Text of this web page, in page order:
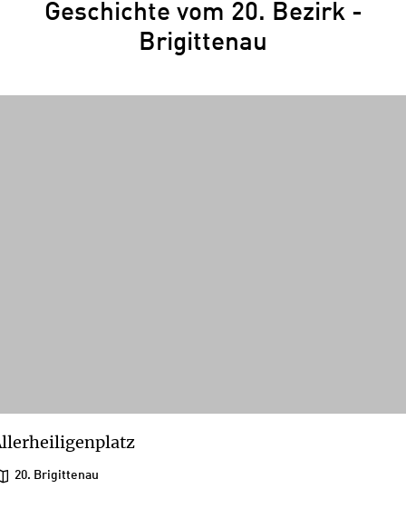
Geschichte vom 20. Bezirk -
Brigittenau
20. Brigittenau